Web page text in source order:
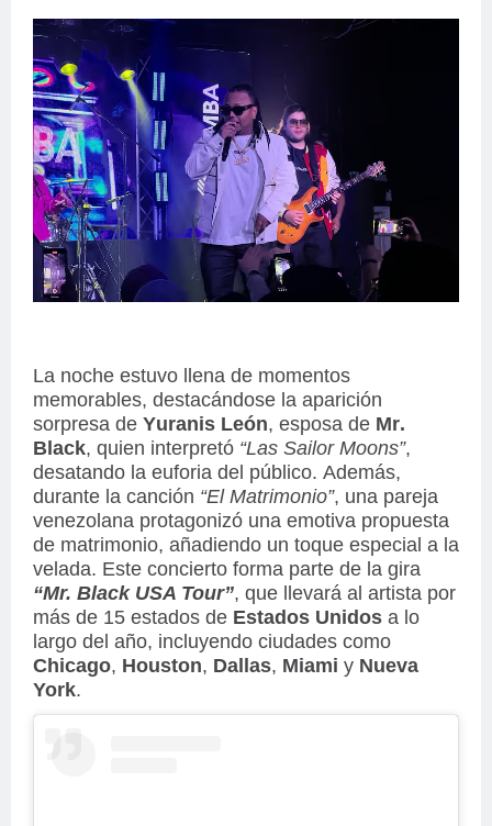
La noche estuvo llena de momentos
memorables, destacándose la aparición
sorpresa de Yuranis León, esposa de Mr.
Black, quien interpretó “Las Sailor Moons”,
desatando la euforia del público. Además,
durante la canción “El Matrimonio”, una pareja
venezolana protagonizó una emotiva propuesta
de matrimonio, añadiendo un toque especial a la
velada. Este concierto forma parte de la gira
“Mr. Black USA Tour”, que llevará al artista por
más de 15 estados de Estados Unidos a lo
largo del año, incluyendo ciudades como
Chicago, Houston, Dallas, Miami y Nueva
York.